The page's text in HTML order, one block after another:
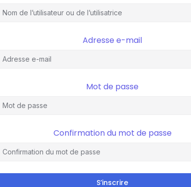
Adresse e-mail
Mot de passe
Confirmation du mot de passe
S’inscrire